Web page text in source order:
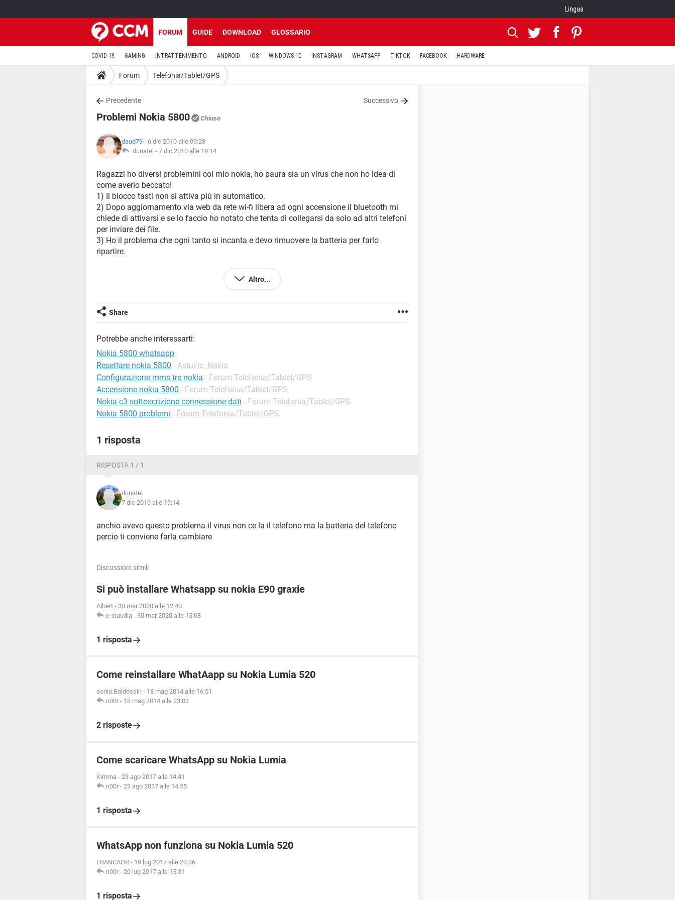
Lingua
FORUM GUIDE DOWNLOAD GLOSSARIO
COVID-19 GAMING INTRATTENIMENTO ANDROID iOS WINDOWS 10 INSTAGRAM WHATSAPP TIKTOK FACEBOOK HARDWARE
Forum Telefonia/Tablet/GPS
Precedente Successivo
Problemi Nokia 5800 Chiuso
daud79 - 6 dic 2010 alle 09:28
dunatel - 7 dic 2010 alle 19:14
Ragazzi ho diversi problemini col mio nokia, ho paura sia un virus che non ho idea di
come averlo beccato!
1) Il blocco tasti non si attiva più in automatico.
2) Dopo aggiornamento via web da rete wi-fi libera ad ogni accensione il bluetooth mi
chiede di attivarsi e se lo faccio ho notato che tenta di collegarsi da solo ad altri telefoni
per inviare dei file.
3) Ho il problema che ogni tanto si incanta e devo rimuovere la batteria per farlo
ripartire.
Altro...
Share
Potrebbe anche interessarti:
Nokia 5800 whatsapp
Resettare nokia 5800 - Astuzie -Nokia
Configurazione mms tre nokia - Forum Telefonia/Tablet/GPS
Accensione nokia 5800 - Forum Telefonia/Tablet/GPS
Nokia c3 sottoscrizione connessione dati - Forum Telefonia/Tablet/GPS
Nokia 5800 problemi - Forum Telefonia/Tablet/GPS
1 risposta
RISPOSTA 1 / 1
dunatel
7 dic 2010 alle 19:14
anchio avevo questo problema.il virus non ce la il telefono ma la batteria del telefono
percio ti conviene farla cambiare
Discussioni simili
Si può installare Whatsapp su nokia E90 graxie
Albert - 30 mar 2020 alle 12:40
e-claudia - 30 mar 2020 alle 15:08
1 risposta
Come reinstallare WhatAapp su Nokia Lumia 520
sonia.Baldessin - 18 mag 2014 alle 16:51
n00r - 18 mag 2014 alle 23:02
2 risposte
Come scaricare WhatsApp su Nokia Lumia
Kimma - 23 ago 2017 alle 14:41
n00r - 23 ago 2017 alle 14:55
1 risposta
WhatsApp non funziona su Nokia Lumia 520
FRANCAOR - 19 lug 2017 alle 23:36
n00r - 20 lug 2017 alle 15:31
1 risposta